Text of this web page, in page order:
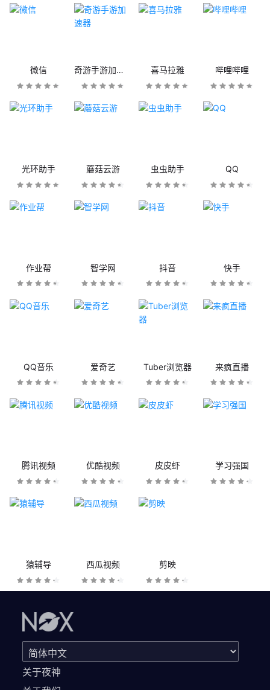
微信 奇游手游加速器 喜马拉雅 哔哩哔哩
光环助手 蘑菇云游 虫虫助手 QQ
作业帮 智学网 抖音 快手
QQ音乐 爱奇艺 Tuber浏览器 来疯直播
腾讯视频 优酷视频 皮皮虾 学习强国
猿辅导 西瓜视频 剪映
关于夜神